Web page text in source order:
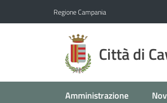
Regione Campania
Città di
Amministrazione